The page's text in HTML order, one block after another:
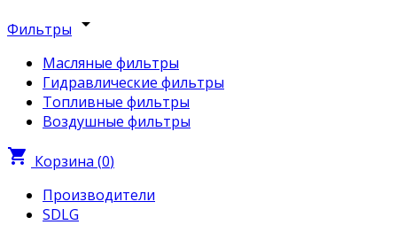
Фильтры arrow_drop_down
Масляные фильтры
Гидравлические фильтры
Топливные фильтры
Воздушные фильтры
shopping_cart Корзина (0)
Производители
SDLG